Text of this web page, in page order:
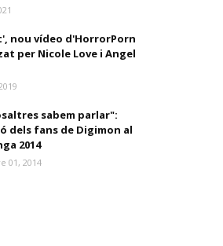
nou vídeo d'HorrorPorn
per Nicole Love i Angel
sabem parlar":
dels fans de Digimon al
2014
01, 2014